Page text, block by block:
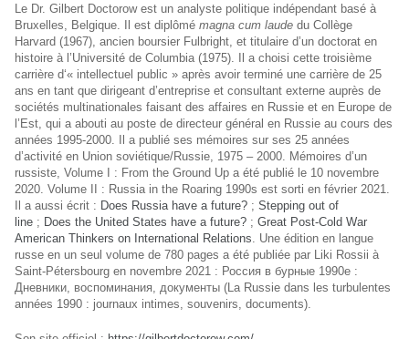
Le Dr. Gilbert Doctorow est un analyste politique indépendant basé à
Bruxelles, Belgique. Il est diplômé magna cum laude du Collège
Harvard (1967), ancien boursier Fulbright, et titulaire d’un doctorat en
histoire à l’Université de Columbia (1975). Il a choisi cette troisième
carrière d‘« intellectuel public » après avoir terminé une carrière de 25
ans en tant que dirigeant d’entreprise et consultant externe auprès de
sociétés multinationales faisant des affaires en Russie et en Europe de
l’Est, qui a abouti au poste de directeur général en Russie au cours des
années 1995-2000. Il a publié ses mémoires sur ses 25 années
d’activité en Union soviétique/Russie, 1975 – 2000. Mémoires d’un
russiste, Volume I : From the Ground Up a été publié le 10 novembre
2020. Volume II : Russia in the Roaring 1990s est sorti en février 2021.
Il a aussi écrit : Does Russia have a future? ; Stepping out of
line ; Does the United States have a future? ; Great Post-Cold War
American Thinkers on International Relations. Une édition en langue
russe en un seul volume de 780 pages a été publiée par Liki Rossii à
Saint-Pétersbourg en novembre 2021 : Россия в бурные 1990е :
Дневники, воспоминания, документы (La Russie dans les turbulentes
années 1990 : journaux intimes, souvenirs, documents).